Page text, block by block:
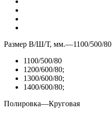
Размер В/Ш/Т, мм.—1100/500/80
1100/500/80
1200/600/80;
1300/600/80;
1400/600/80;
Полировка—Круговая